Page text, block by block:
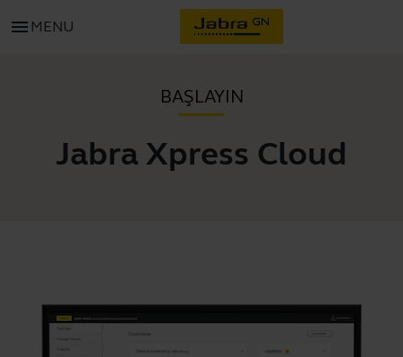
menu MENU
BAŞLAYIN
Jabra Xpress Cloud